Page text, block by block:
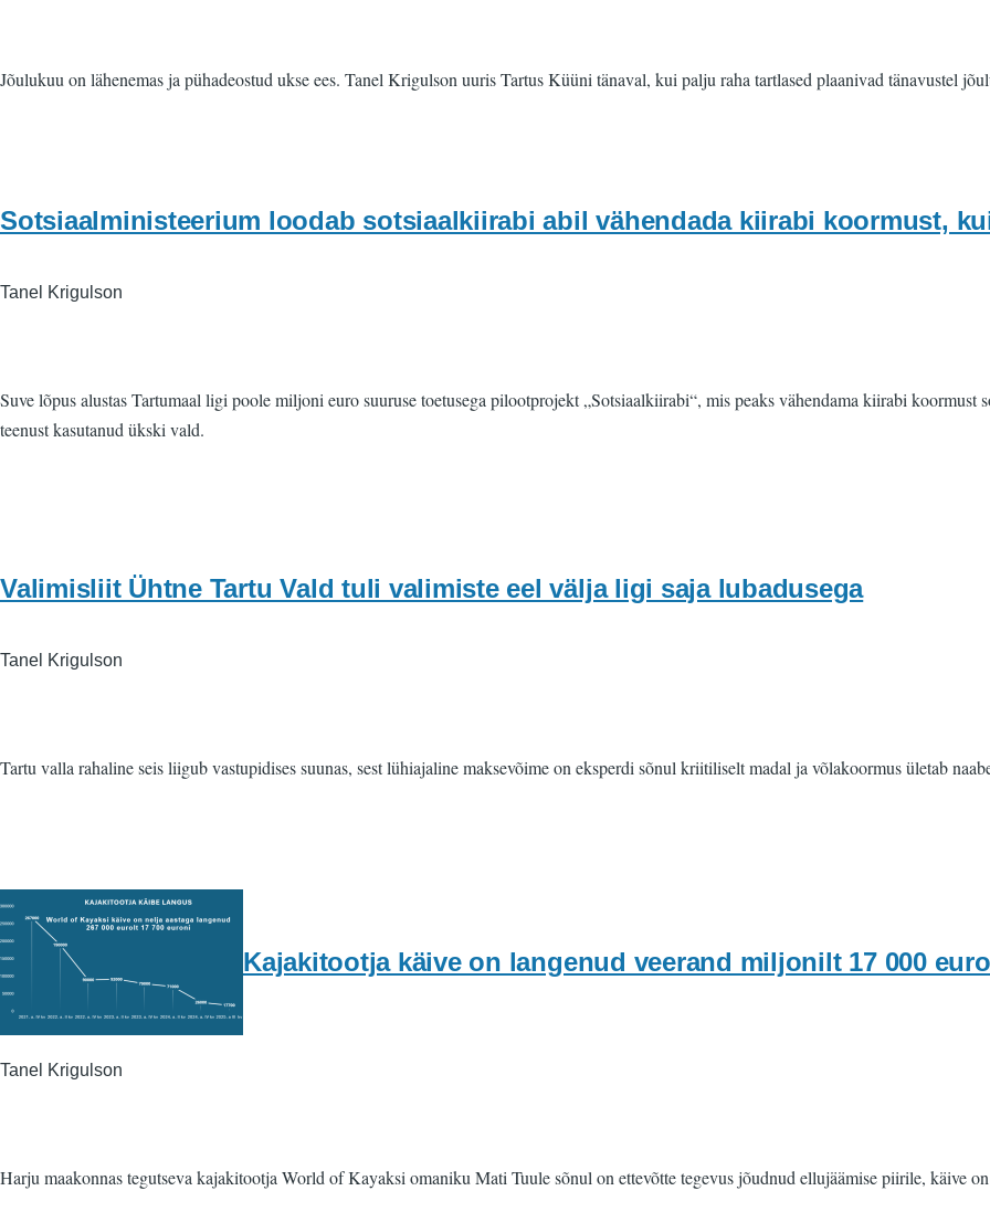
Jõulukuu on lähenemas ja pühadeostud ukse ees. Tanel Krigulson uuris Tartus Küüni tänaval, kui palju raha tartlased plaanivad tänavustel
Sotsiaalministeerium loodab sotsiaalkiirabi abil vähendada kiirabi koormust,
Tanel Krigulson
Suve lõpus alustas Tartumaal ligi poole miljoni euro suuruse toetusega pilootprojekt „Sotsiaalkiirabi“, mis peaks vähendama kiirabi
teenust kasutanud ükski vald.
Valimisliit Ühtne Tartu Vald tuli valimiste eel välja ligi saja lubadusega
Tanel Krigulson
Tartu valla rahaline seis liigub vastupidises suunas, sest lühiajaline maksevõime on eksperdi sõnul kriitiliselt madal ja võlakoormus ületab
Kajakitootja käive on langenud veerand miljonilt 17 000
Tanel Krigulson
Harju maakonnas tegutseva kajakitootja World of Kayaksi omaniku Mati Tuule sõnul on ettevõtte tegevus jõudnud ellujäämise piirile, käive